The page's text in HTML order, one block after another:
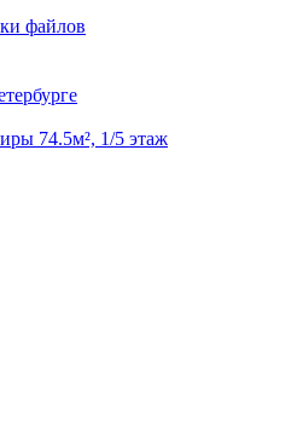
файлов
74.5м², 1/5 этаж